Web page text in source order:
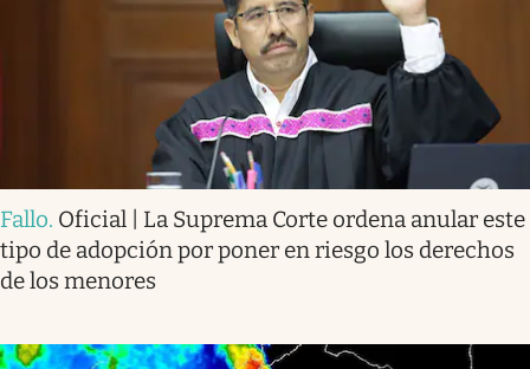
Fallo. Oficial | La Suprema Corte ordena anular este
tipo de adopción por poner en riesgo los derechos
de los menores